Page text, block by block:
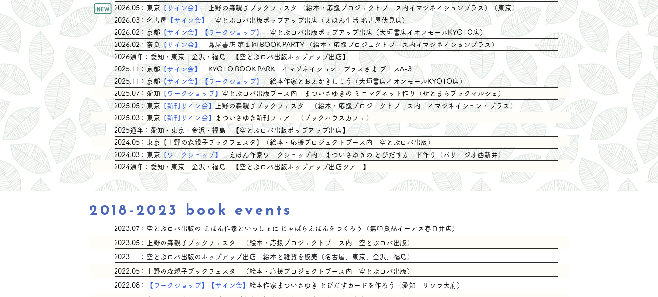
お子様から中学生、 おとな
の皆さまにもご参加いただけ
ました。ありがとうございま
す。 できた作品だけが素敵
なのはもちろん、 お互い見
せ合いはするけど...
当するにあたって、特に心が
けたこと】 🦊台詞がほとん
どない主人公なので、表情や
生活の様子をしっかり描く
・視線や表情 ・台車
や家のドア → 工作が得意で
好き ・きれいな毛並みや
​2026.05：東京【サイン会】上野の森親子ブックフェスタ （絵本・応援プロジェクトブース内イマジネイションプラス）（東京）
​2026.03：名古屋【サイン会】空とぶロバ出版ポップアップ出店（えほん生活 名古屋伏見店）
​2026.02：京都【サイン会】【ワークショップ】 空とぶロバ出版ポップアップ出店（大垣書店イオンモールKYOTO店）
​2026.02：奈良【サイン会】
蔦屋書店 第１回 BOOK PARTY （絵本・応援プロジェクトブース内イマジネイションプラス）
​2026通年：愛知・東京・金沢・福島 【空とぶロバ出版ポップアップ出店】
​2025.11：京都【サイン会】
KYOTO BOOK PARK イマジネイション・プラスさま ブースA-3
​2025.11：京都【サイン会】【ワークショップ】 絵本作家とおえかきしよう（大垣書店イオンモールKYOTO店）
​2025.07：愛知 【ワークショップ】 空とぶロバ出版ブース内 まついさゆきの ミニマグネット作り（せとまちブックマルシェ）
​2025.05：東京 【新刊サイン会】 上野の森親子ブックフェスタ （絵本・応援プロジェクトブース内 イマジネイション・プラス）
​2025.03：東京 【新刊サイン会】
まついさゆき新刊フェア （ブックハウスカフェ）
​2025通年：愛知・東京・金沢・福島 【空とぶロバ出版ポップアップ出店】
​2024.05：東京【上野の森親子ブックフェスタ】（絵本・応援プロジェクトブース内 空とぶロバ出版）
​2024.03：東京【ワークショップ】えほん作家ワークショップ内 まついさゆきの とびだすカード作り（パサージオ西新井）
​2024通年：愛知・東京・金沢・福島 【空とぶロバ出版ポップアップ出店ツアー】
2018-2023 book events
​2023.07：空とぶロバ出版の えほん作家といっしょに じゃばらえほんをつくろう（無印良品イーアス春日井店）
​2023.05：上野の森親子ブックフェスタ （絵本・応援プロジェクトブース内 空とぶロバ出版）
​2023 ：空とぶロバ出版のポップアップ出店 絵本と雑貨を販売（名古屋、東京、金沢、福島）
​2022.05：上野の森親子ブックフェスタ （絵本・応援プロジェクトブース内 空とぶロバ出版）
​2022.08： 【ワークショップ】【サイン会】 絵本作家まついさゆき とびだすカードを作ろう（愛知 リソラ大府）